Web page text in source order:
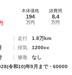
機能 衝突安全
本体価格
194
万円
諸費用
8.4
万円
走行
1.8万km
排気
1200cc
修復
なし
令和10)年9月まで・